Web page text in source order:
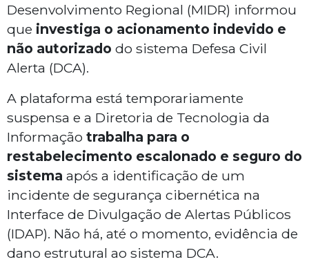
Desenvolvimento Regional (MIDR) informou
que investiga o acionamento indevido e
não autorizado do sistema Defesa Civil
Alerta (DCA).
A plataforma está temporariamente
suspensa e a Diretoria de Tecnologia da
Informação trabalha para o
restabelecimento escalonado e seguro do
sistema após a identificação de um
incidente de segurança cibernética na
Interface de Divulgação de Alertas Públicos
(IDAP). Não há, até o momento, evidência de
dano estrutural ao sistema DCA.